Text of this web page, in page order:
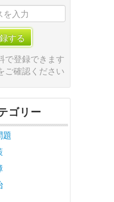
する
で登録できます
ご確認ください
ゴリー